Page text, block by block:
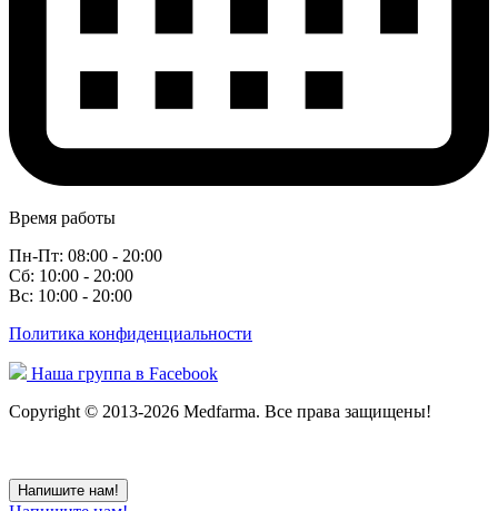
Время работы
Пн-Пт: 08:00 - 20:00
Сб: 10:00 - 20:00
Вс: 10:00 - 20:00
Политика конфиденциальности
Наша группа в Facebook
Copyright © 2013-2026 Medfarma. Все права защищены!
Напишите нам!